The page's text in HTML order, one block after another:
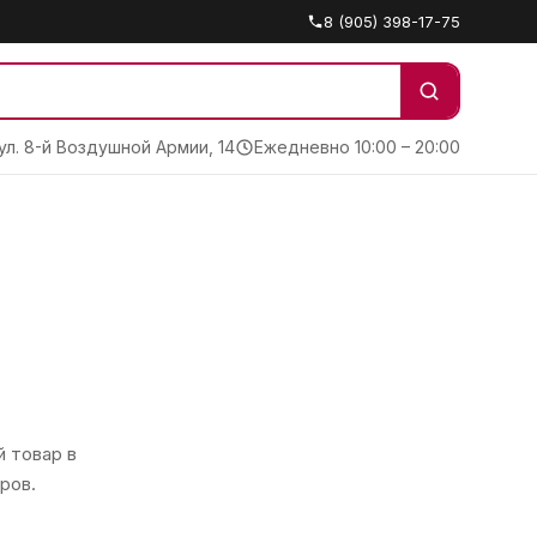
8 (905) 398-17-75
8-й Воздушной Армии, 14 Ежедневно 10:00 – 20:00
товар в